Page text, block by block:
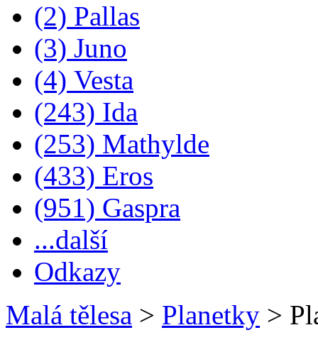
(2) Pallas
(3) Juno
(4) Vesta
(243) Ida
(253) Mathylde
(433) Eros
(951) Gaspra
...další
Odkazy
Malá tělesa > Planetky >